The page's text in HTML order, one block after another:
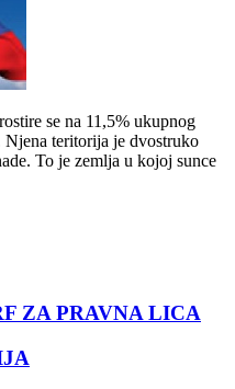
se na 11,5% ukupnog
Njena teritorija je dvostruko
To je zemlja u kojoj sunce
ZA PRAVNA LICA